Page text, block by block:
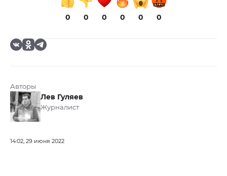
0 0 0 0 0 0
Авторы
Лев Гуляев
Журналист
14:02, 29 июня 2022